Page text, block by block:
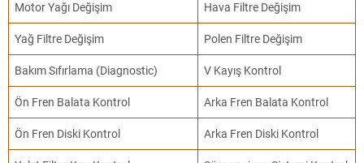
Motor Yağı Değişim Hava Filtre Değişim
Yağ Filtre Değişim Polen Filtre Değişim
Bakım Sıfırlama (Diagnostic) V Kayış Kontrol
Ön Fren Balata Kontrol Arka Fren Balata Kontrol
Ön Fren Diski Kontrol Arka Fren Diski Kontrol